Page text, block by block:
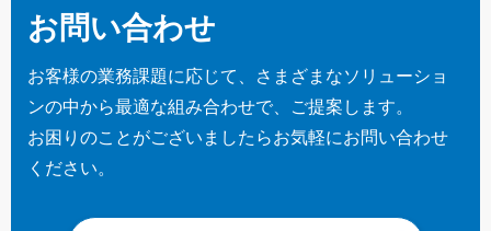
お問い合わせ
お客様の業務課題に応じて、さまざまなソリューショ
ンの中から最適な組み合わせで、ご提案します。
お困りのことがございましたらお気軽にお問い合わせ
ください。